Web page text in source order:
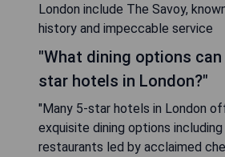
London include The Savoy,
history and impeccable service
"What dining options
star hotels in London?"
"Many 5-star hotels in London
exquisite dining options
restaurants led by acclaimed